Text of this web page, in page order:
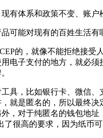
体系和政策不变、账
可能对现有的百姓生活有
的，就像不能拒绝接
电子支付的地方，就必
具，比如银行卡、微信
就是匿名的，所以最终
，对于纯匿名的钱包地
很高的要求，因为纸币